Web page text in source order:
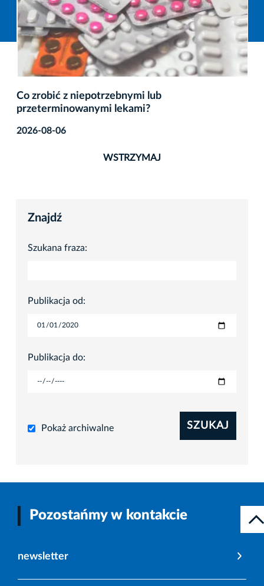
Co zrobić z niepotrzebnymi lub
przeterminowanymi lekami?
2026-08-06
WSTRZYMAJ
Znajdź
Szukana fraza:
Publikacja od:
Publikacja do:
Pokaż archiwalne SZUKAJ
Pozostańmy w kontakcie
newsletter